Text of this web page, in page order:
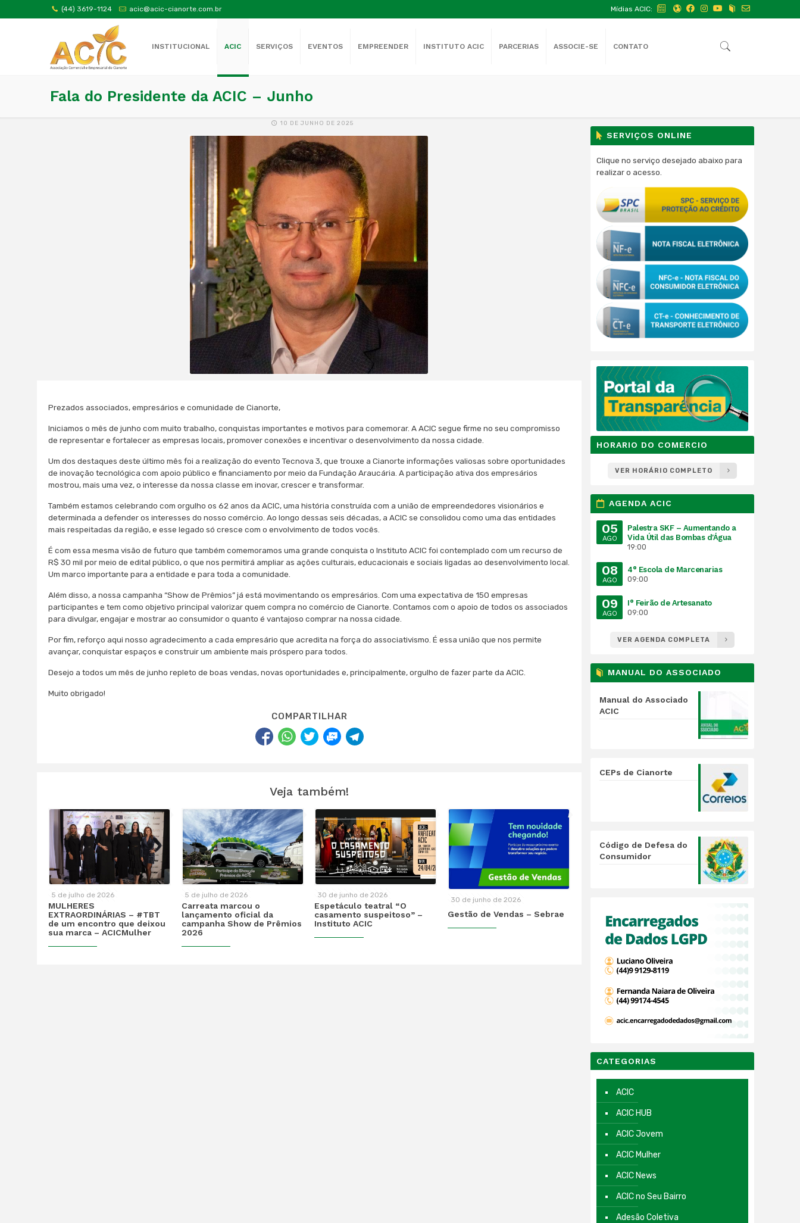
(44) 3619-1124 acic@acic-cianorte.com.br Mídias ACIC:
INSTITUCIONAL ACIC SERVIÇOS EVENTOS EMPREENDER INSTITUTO ACIC PARCERIAS ASSOCIE-SE CONTATO
Fala do Presidente da ACIC – Junho
10 DE JUNHO DE 2025
Prezados associados, empresários e comunidade de Cianorte,
Iniciamos o mês de junho com muito trabalho, conquistas importantes e motivos para comemorar. A ACIC segue firme no seu compromisso
de representar e fortalecer as empresas locais, promover conexões e incentivar o desenvolvimento da nossa cidade.
Um dos destaques deste último mês foi a realização do evento Tecnova 3, que trouxe a Cianorte informações valiosas sobre oportunidades
de inovação tecnológica com apoio público e financiamento por meio da Fundação Araucária. A participação ativa dos empresários
mostrou, mais uma vez, o interesse da nossa classe em inovar, crescer e transformar.
Também estamos celebrando com orgulho os 62 anos da ACIC, uma história construída com a união de empreendedores visionários e
determinada a defender os interesses do nosso comércio. Ao longo dessas seis décadas, a ACIC se consolidou como uma das entidades
mais respeitadas da região, e esse legado só cresce com o envolvimento de todos vocês.
É com essa mesma visão de futuro que também comemoramos uma grande conquista o Instituto ACIC foi contemplado com um recurso de
R$ 30 mil por meio de edital público, o que nos permitirá ampliar as ações culturais, educacionais e sociais ligadas ao desenvolvimento local.
Um marco importante para a entidade e para toda a comunidade.
Além disso, a nossa campanha “Show de Prêmios” já está movimentando os empresários. Com uma expectativa de 150 empresas
participantes e tem como objetivo principal valorizar quem compra no comércio de Cianorte. Contamos com o apoio de todos os associados
para divulgar, engajar e mostrar ao consumidor o quanto é vantajoso comprar na nossa cidade.
Por fim, reforço aqui nosso agradecimento a cada empresário que acredita na força do associativismo. É essa união que nos permite
avançar, conquistar espaços e construir um ambiente mais próspero para todos.
Desejo a todos um mês de junho repleto de boas vendas, novas oportunidades e, principalmente, orgulho de fazer parte da ACIC.
Muito obrigado!
COMPARTILHAR
Veja também!
5 de julho de 2026
MULHERES
EXTRAORDINÁRIAS – #TBT
de um encontro que deixou
sua marca – ACICMulher
5 de julho de 2026
Carreata marcou o
lançamento oficial da
campanha Show de Prêmios
2026
30 de junho de 2026
Espetáculo teatral “O
casamento suspeitoso” –
Instituto ACIC
30 de junho de 2026
Gestão de Vendas – Sebrae
SERVIÇOS ONLINE
Clique no serviço desejado abaixo para
realizar o acesso.
HORARIO DO COMERCIO
VER HORÁRIO COMPLETO
AGENDA ACIC
05
AGO
Palestra SKF – Aumentando a
Vida Útil das Bombas d'Água
19:00
08
AGO
4° Escola de Marcenarias
09:00
09
AGO
I° Feirão de Artesanato
09:00
VER AGENDA COMPLETA
MANUAL DO ASSOCIADO
Manual do Associado
ACIC
CEPs de Cianorte
Código de Defesa do
Consumidor
CATEGORIAS
ACIC
ACIC HUB
ACIC Jovem
ACIC Mulher
ACIC News
ACIC no Seu Bairro
Adesão Coletiva